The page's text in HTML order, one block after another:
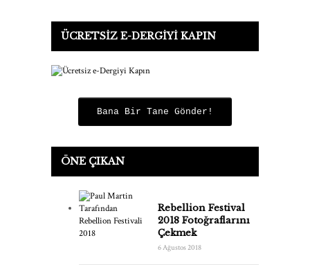
ÜCRETSIZ E-DERGIYI KAPIN
Bana Bir Tane Gönder!
ÖNE ÇIKAN
Rebellion Festival
2018 Fotoğraflarını
Çekmek
6 Ağustos 2018